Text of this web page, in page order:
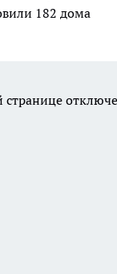
182 дома
странице